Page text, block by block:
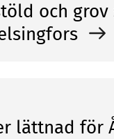
och grov
lättnad för